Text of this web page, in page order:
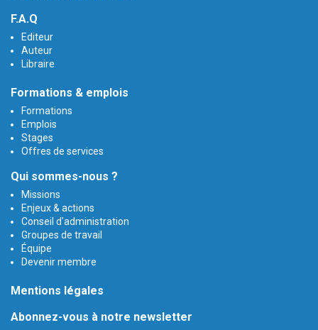
F.A.Q
Editeur
Auteur
Libraire
Formations & emplois
Formations
Emplois
Stages
Offres de services
Qui sommes-nous ?
Missions
Enjeux & actions
Conseil d'administration
Groupes de travail
Équipe
Devenir membre
Mentions légales
Abonnez-vous à notre newsletter